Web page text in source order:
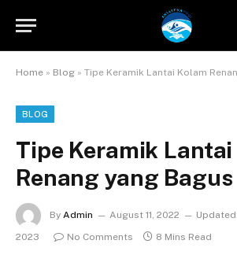
Home » Blog » Tipe Keramik Lantai Kolam
BLOG
Tipe Keramik
Renang yang Bagus
By Admin August 11, 2022 Updated:
2023
No Comments 8 Mins Read